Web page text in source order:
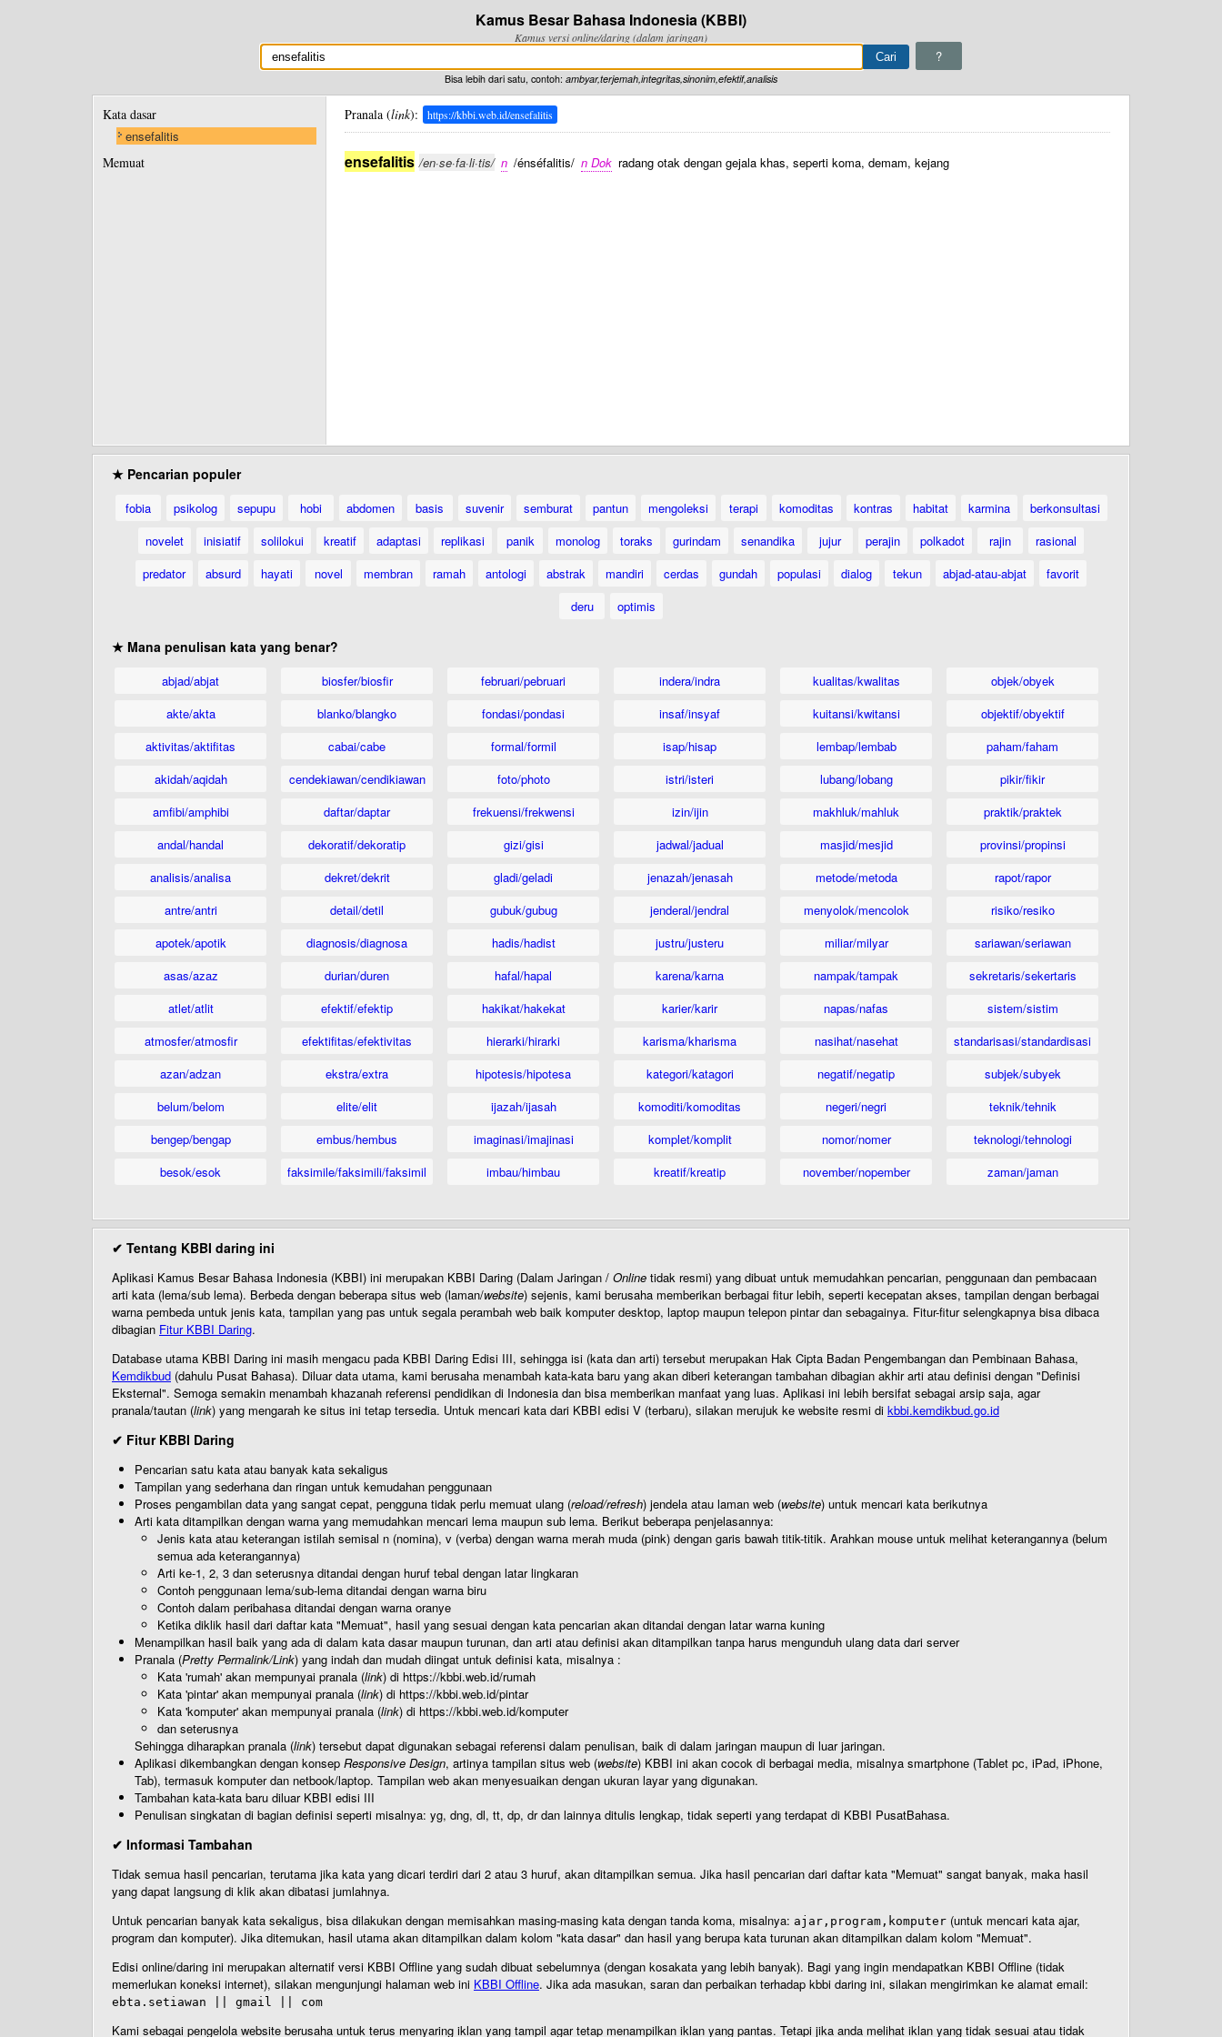
Kamus Besar Bahasa Indonesia (KBBI)
Kamus versi online/daring (dalam jaringan)
?
Bisa lebih dari satu, contoh: ambyar,terjemah,integritas,sinonim,efektif,analisis
Kata dasar
ensefalitis
Memuat
Pranala (link): https://kbbi.web.id/ensefalitis
ensefalitis /en·se·fa·li·tis/ n /énséfalitis/ n Dok radang otak dengan gejala khas, seperti koma, demam, kejang
★ Pencarian populer
fobia psikolog sepupu hobi abdomen basis suvenir semburat pantun mengoleksi terapi komoditas kontras habitat karmina
berkonsultasi
novelet
inisiatif solilokui kreatif adaptasi replikasi panik monolog toraks gurindam senandika jujur perajin polkadot rajin
rasional
predator
absurd hayati novel membran ramah antologi abstrak mandiri cerdas gundah populasi dialog tekun abjad-atau-abjat
favorit
deru
optimis
★ Mana penulisan kata yang benar?
abjad/abjat
akte/akta
aktivitas/aktifitas
akidah/aqidah
amfibi/amphibi
andal/handal
analisis/analisa
antre/antri
apotek/apotik
asas/azaz
atlet/atlit
atmosfer/atmosfir
azan/adzan
belum/belom
bengep/bengap
besok/esok
biosfer/biosfir
blanko/blangko
cabai/cabe
cendekiawan/cendikiawan
daftar/daptar
dekoratif/dekoratip
dekret/dekrit
detail/detil
diagnosis/diagnosa
durian/duren
efektif/efektip
efektifitas/efektivitas
ekstra/extra
elite/elit
embus/hembus
faksimile/faksimili/faksimil
februari/pebruari
fondasi/pondasi
formal/formil
foto/photo
frekuensi/frekwensi
gizi/gisi
gladi/geladi
gubuk/gubug
hadis/hadist
hafal/hapal
hakikat/hakekat
hierarki/hirarki
hipotesis/hipotesa
ijazah/ijasah
imaginasi/imajinasi
imbau/himbau
indera/indra
insaf/insyaf
isap/hisap
istri/isteri
izin/ijin
jadwal/jadual
jenazah/jenasah
jenderal/jendral
justru/justeru
karena/karna
karier/karir
karisma/kharisma
kategori/katagori
komoditi/komoditas
komplet/komplit
kreatif/kreatip
kualitas/kwalitas
kuitansi/kwitansi
lembap/lembab
lubang/lobang
makhluk/mahluk
masjid/mesjid
metode/metoda
menyolok/mencolok
miliar/milyar
nampak/tampak
napas/nafas
nasihat/nasehat
negatif/negatip
negeri/negri
nomor/nomer
november/nopember
objek/obyek
objektif/obyektif
paham/faham
pikir/fikir
praktik/praktek
provinsi/propinsi
rapot/rapor
risiko/resiko
sariawan/seriawan
sekretaris/sekertaris
sistem/sistim
standarisasi/standardisasi
subjek/subyek
teknik/tehnik
teknologi/tehnologi
zaman/jaman
✔ Tentang KBBI daring ini
Aplikasi Kamus Besar Bahasa Indonesia (KBBI) ini merupakan KBBI Daring (Dalam Jaringan / Online tidak resmi) yang dibuat untuk memudahkan pencarian, penggunaan dan pembacaan
arti kata (lema/sub lema). Berbeda dengan beberapa situs web (laman/website) sejenis, kami berusaha memberikan berbagai fitur lebih, seperti kecepatan akses, tampilan dengan berbagai
warna pembeda untuk jenis kata, tampilan yang pas untuk segala perambah web baik komputer desktop, laptop maupun telepon pintar dan sebagainya. Fitur-fitur selengkapnya bisa dibaca
dibagian Fitur KBBI Daring.
Database utama KBBI Daring ini masih mengacu pada KBBI Daring Edisi III, sehingga isi (kata dan arti) tersebut merupakan Hak Cipta Badan Pengembangan dan Pembinaan Bahasa,
Kemdikbud (dahulu Pusat Bahasa). Diluar data utama, kami berusaha menambah kata-kata baru yang akan diberi keterangan tambahan dibagian akhir arti atau definisi dengan "Definisi
Eksternal". Semoga semakin menambah khazanah referensi pendidikan di Indonesia dan bisa memberikan manfaat yang luas. Aplikasi ini lebih bersifat sebagai arsip saja, agar
pranala/tautan (link) yang mengarah ke situs ini tetap tersedia. Untuk mencari kata dari KBBI edisi V (terbaru), silakan merujuk ke website resmi di kbbi.kemdikbud.go.id
✔ Fitur KBBI Daring
Pencarian satu kata atau banyak kata sekaligus
Tampilan yang sederhana dan ringan untuk kemudahan penggunaan
Proses pengambilan data yang sangat cepat, pengguna tidak perlu memuat ulang (reload/refresh) jendela atau laman web (website) untuk mencari kata berikutnya
Arti kata ditampilkan dengan warna yang memudahkan mencari lema maupun sub lema. Berikut beberapa penjelasannya:
Jenis kata atau keterangan istilah semisal n (nomina), v (verba) dengan warna merah muda (pink) dengan garis bawah titik-titik. Arahkan mouse untuk melihat keterangannya (belum
semua ada keterangannya)
Arti ke-1, 2, 3 dan seterusnya ditandai dengan huruf tebal dengan latar lingkaran
Contoh penggunaan lema/sub-lema ditandai dengan warna biru
Contoh dalam peribahasa ditandai dengan warna oranye
Ketika diklik hasil dari daftar kata "Memuat", hasil yang sesuai dengan kata pencarian akan ditandai dengan latar warna kuning
Menampilkan hasil baik yang ada di dalam kata dasar maupun turunan, dan arti atau definisi akan ditampilkan tanpa harus mengunduh ulang data dari server
Pranala (Pretty Permalink/Link) yang indah dan mudah diingat untuk definisi kata, misalnya :
Kata 'rumah' akan mempunyai pranala (link) di https://kbbi.web.id/rumah
Kata 'pintar' akan mempunyai pranala (link) di https://kbbi.web.id/pintar
Kata 'komputer' akan mempunyai pranala (link) di https://kbbi.web.id/komputer
dan seterusnya
Sehingga diharapkan pranala (link) tersebut dapat digunakan sebagai referensi dalam penulisan, baik di dalam jaringan maupun di luar jaringan.
Aplikasi dikembangkan dengan konsep Responsive Design, artinya tampilan situs web (website) KBBI ini akan cocok di berbagai media, misalnya smartphone (Tablet pc, iPad, iPhone,
Tab), termasuk komputer dan netbook/laptop. Tampilan web akan menyesuaikan dengan ukuran layar yang digunakan.
Tambahan kata-kata baru diluar KBBI edisi III
Penulisan singkatan di bagian definisi seperti misalnya: yg, dng, dl, tt, dp, dr dan lainnya ditulis lengkap, tidak seperti yang terdapat di KBBI PusatBahasa.
✔ Informasi Tambahan
Tidak semua hasil pencarian, terutama jika kata yang dicari terdiri dari 2 atau 3 huruf, akan ditampilkan semua. Jika hasil pencarian dari daftar kata "Memuat" sangat banyak, maka hasil
yang dapat langsung di klik akan dibatasi jumlahnya.
Untuk pencarian banyak kata sekaligus, bisa dilakukan dengan memisahkan masing-masing kata dengan tanda koma, misalnya: ajar,program,komputer (untuk mencari kata ajar,
program dan komputer). Jika ditemukan, hasil utama akan ditampilkan dalam kolom "kata dasar" dan hasil yang berupa kata turunan akan ditampilkan dalam kolom "Memuat".
Edisi online/daring ini merupakan alternatif versi KBBI Offline yang sudah dibuat sebelumnya (dengan kosakata yang lebih banyak). Bagi yang ingin mendapatkan KBBI Offline (tidak
memerlukan koneksi internet), silakan mengunjungi halaman web ini KBBI Offline. Jika ada masukan, saran dan perbaikan terhadap kbbi daring ini, silakan mengirimkan ke alamat email:
ebta.setiawan || gmail || com
Kami sebagai pengelola website berusaha untuk terus menyaring iklan yang tampil agar tetap menampilkan iklan yang pantas. Tetapi jika anda melihat iklan yang tidak sesuai atau tidak